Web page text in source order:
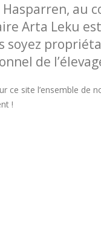
Hasparren, au
Arta Leku
soyez
de
ce site l’ensemble de
!